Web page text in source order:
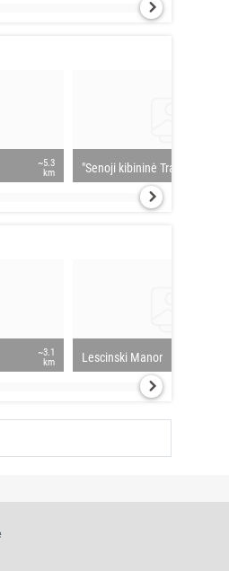
~5.3
km
"Senoji kibininė Trakų Vokėje"
~3.1
km
Lescinski Manor